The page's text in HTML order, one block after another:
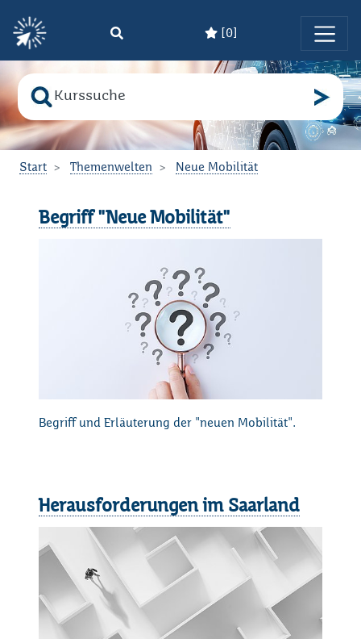
[ 0]
Suche nach
Bitte geben Sie den Suchbegriff ein!
Start Themenwelten Neue Mobilität
Begriff "Neue Mobilität"
Begriff und Erläuterung der "neuen Mobilität".
Herausforderungen im Saarland